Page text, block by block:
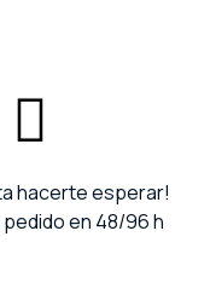
hacerte esperar!
en 48/96 h